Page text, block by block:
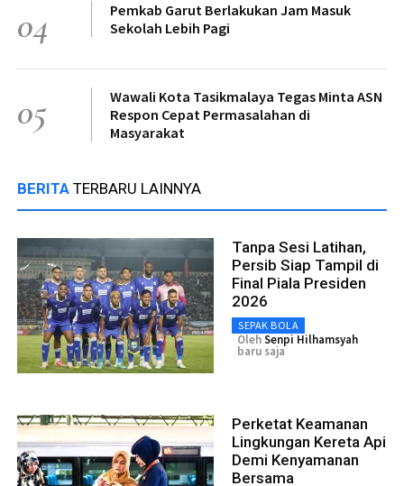
04
Pemkab Garut Berlakukan Jam Masuk
Sekolah Lebih Pagi
05
Wawali Kota Tasikmalaya Tegas Minta ASN
Respon Cepat Permasalahan di
Masyarakat
BERITA TERBARU LAINNYA
Tanpa Sesi Latihan,
Persib Siap Tampil di
Final Piala Presiden
2026
SEPAK BOLA
OlehSenpi Hilhamsyah
baru saja
Perketat Keamanan
Lingkungan Kereta Api
Demi Kenyamanan
Bersama